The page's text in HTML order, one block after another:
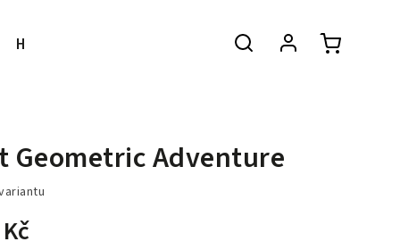
Hodnocení obchodu Kontakty Doprava
Geometric Adventure